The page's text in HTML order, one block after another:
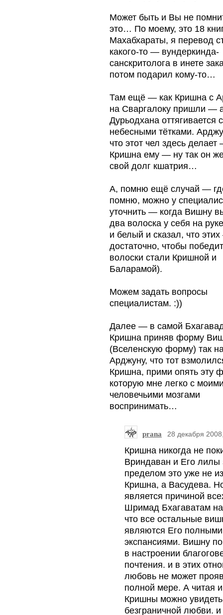
Может быть и Вы не
это… По моему, это 18
Махабхараты, я перевод
какого-то — вундеркинда-
санскритолога в инете
потом подарил кому-то…
Там ещё — как Кришна с
на Сваргалоку пришли —
Дурьодхана оттягивается с
небесными тётками.
что этот чел здесь
Кришна ему — ну так он
свой долг кшатрия…
А, помню ещё случай —
помню, можно у
уточнить — когда Вишну
два волоска у себя на
и белый и сказал, что
достаточно, чтобы
волоски стали Кришной и
Баларамой).
Можем задать вопросы
специалистам. :))
Далее — в самой
Кришна приняв форму
(Вселенскую форму) так
Арджуну, что тот
Кришна, прими опять эту
которую мне легко с
человечьими мозгами
воспринимать…
prana 28 декабря
Кришна никогда не
Вриндаван и Его лилы
пределом это уже не
Кришна, а Васудева.
является причиной
Шримад Бхагаватам
что все остальные
являются Его полными
экспансиями. Вишну
в настроении
почтения. и в этих
любовь не может
полной мере. А читая
Кришны можно
безграничной любви.